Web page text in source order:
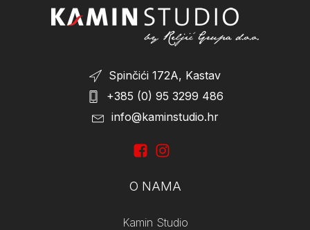
Spinčići 172A, Kastav
+385 (0) 95 3299 486
info@kaminstudio.hr
O NAMA
Kamin Studio